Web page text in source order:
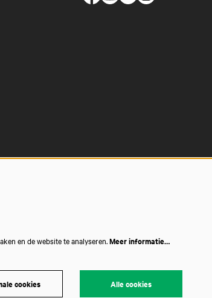
en de website te analyseren.Meer informatie…
cookies Alle cookies